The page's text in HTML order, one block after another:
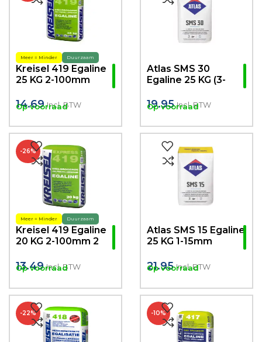
Meer = Minder Duurzaam
Kreisel 419 Egaline
25 KG 2-100mm
14.69 Incl. BTW
Op voorraad
Atlas SMS 30
Egaline 25 KG (3-
19.95 Incl. BTW
Op voorraad
-26%
Meer = Minder Duurzaam
Kreisel 419 Egaline
20 KG 2-100mm 2
13.49 Incl. BTW
Op voorraad
Atlas SMS 15 Egaline
25 KG 1-15mm
21.95 Incl. BTW
Op voorraad
-22% -10%